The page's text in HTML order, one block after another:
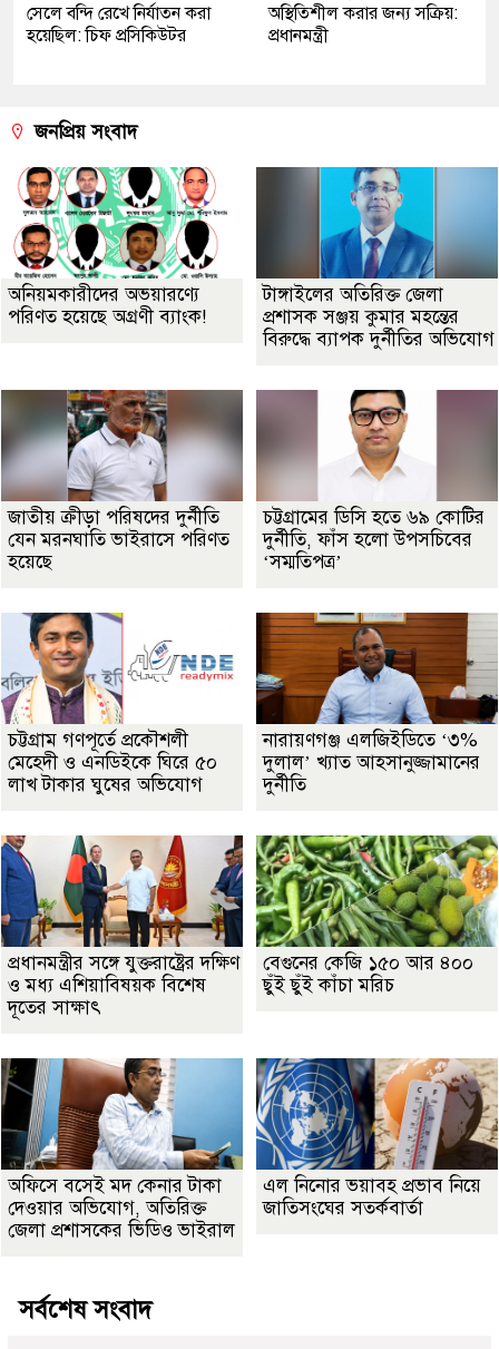
সেলে বন্দি রেখে নির্যাতন করা
হয়েছিল: চিফ প্রসিকিউটর
অস্থিতিশীল করার জন্য সক্রিয়:
প্রধানমন্ত্রী
জনপ্রিয় সংবাদ
অনিয়মকারীদের অভয়ারণ্যে
পরিণত হয়েছে অগ্রণী ব্যাংক!
টাঙ্গাইলের অতিরিক্ত জেলা
প্রশাসক সঞ্জয় কুমার মহন্তের
বিরুদ্ধে ব্যাপক দুর্নীতির অভিযোগ
জাতীয় ক্রীড়া পরিষদের দুর্নীতি
যেন মরনঘাতি ভাইরাসে পরিণত
হয়েছে
চট্টগ্রামের ডিসি হতে ৬৯ কোটির
দুর্নীতি, ফাঁস হলো উপসচিবের
‘সম্মতিপত্র’
চট্টগ্রাম গণপূর্তে প্রকৌশলী
মেহেদী ও এনডিইকে ঘিরে ৫০
লাখ টাকার ঘুষের অভিযোগ
নারায়ণগঞ্জ এলজিইডিতে ‘৩%
দুলাল’ খ্যাত আহসানুজ্জামানের
দুর্নীতি
প্রধানমন্ত্রীর সঙ্গে যুক্তরাষ্ট্রের দক্ষিণ
ও মধ্য এশিয়াবিষয়ক বিশেষ
দূতের সাক্ষাৎ
বেগুনের কেজি ১৫০ আর ৪০০
ছুঁই ছুঁই কাঁচা মরিচ
অফিসে বসেই মদ কেনার টাকা
দেওয়ার অভিযোগ, অতিরিক্ত
জেলা প্রশাসকের ভিডিও ভাইরাল
এল নিনোর ভয়াবহ প্রভাব নিয়ে
জাতিসংঘের সতর্কবার্তা
সর্বশেষ সংবাদ